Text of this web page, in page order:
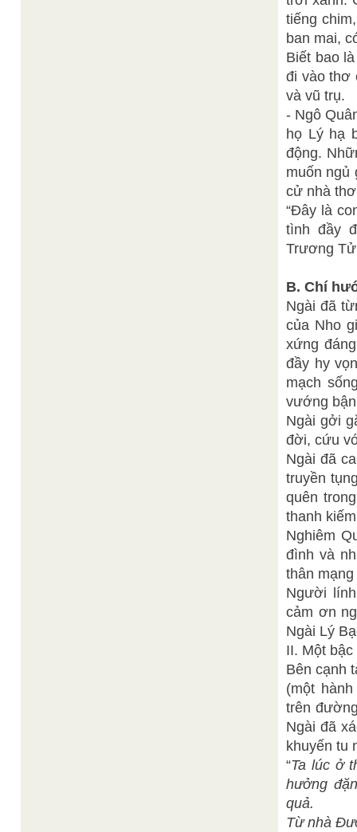
tiếng
ban mai,
Biết bao
đi vào thơ
và vũ trụ.
- Ngô
họ Lý hạ
động.
muốn ngủ
cử nhà
“Đây là
tình đầy
Trương Tử
B. Chí
Ngài đã
của Nho
xứng
đầy hy
mạch
vướng
Ngài gởi
đời, cứu
Ngài đã
truyền
quên
thanh
Nghiêm
đình và
thân
Người
cảm ơn
Ngài Lý
II. Một
Bên cạnh
(một
trên
Ngài đã
khuyến tu
“Ta lúc ở
hưởng
quả.
Từ nhà